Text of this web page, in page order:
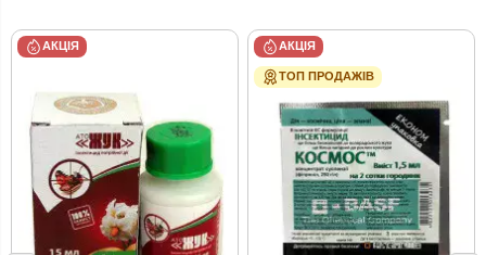
АКЦІЯ АКЦІЯ
ТОП ПРОДАЖІВ